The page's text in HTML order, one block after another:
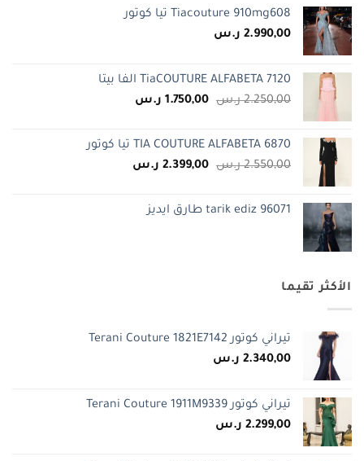
Tiacouture 910mg608 تيا كوتور
2.990,00 ر.س
TiaCOUTURE ALFABETA 7120 الفا بيتا
2.250,00 ر.س السعر
2.250,00 ر.س.
1.750,00 ر.سالسعر
1.750,00 ر.س.TIA COUTURE ALFABETA 6870 تيا كوتور
2.550,00 ر.س السعر
2.550,00 ر.س.
2.399,00 ر.سالسعر
tarik ediz 96071 طارق ايديز
الأكثر تقيما
تيراني كوتور Terani Couture 1821E7142
2.340,00 ر.س
تيراني كوتور Terani Couture 1911M9339
2.299,00 ر.س